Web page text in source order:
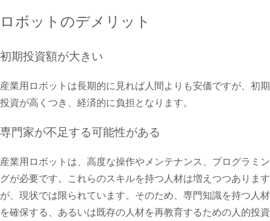
ロボットのデメリット
初期投資額が大きい
産業用ロボットは長期的に見れば人間よりも安価ですが、初期
投資が高くつき、経済的に負担となります。
専門家が不足する可能性がある
産業用ロボットは、高度な操作やメンテナンス、プログラミン
グが必要です。これらのスキルを持つ人材は増えつつあります
が、現状では限られています。そのため、専門知識を持つ人材
を確保する、あるいは既存の人材を再教育するための人的投資